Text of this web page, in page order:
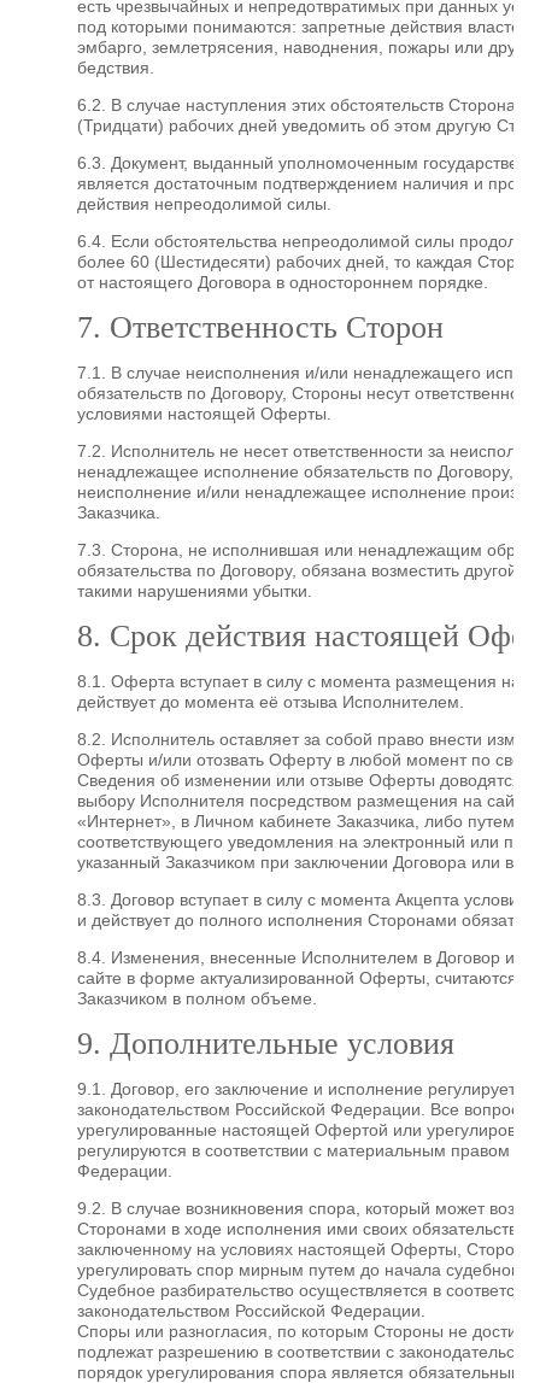
есть чрезвычайных и непредотвратимых при данных
под которыми понимаются: запретные действия
эмбарго, землетрясения, наводнения, пожары или
бедствия.
6.2. В случае наступления этих обстоятельств Сторона
(Тридцати) рабочих дней уведомить об этом другую
6.3. Документ, выданный уполномоченным
является достаточным подтверждением наличия и
действия непреодолимой силы.
6.4. Если обстоятельства непреодолимой силы
более 60 (Шестидесяти) рабочих дней, то каждая
от настоящего Договора в одностороннем порядке.
7. Ответственность Сторон
7.1. В случае неисполнения и/или ненадлежащего
обязательств по Договору, Стороны несут
условиями настоящей Оферты.
7.2. Исполнитель не несет ответственности за
ненадлежащее исполнение обязательств по Договору,
неисполнение и/или ненадлежащее исполнение
Заказчика.
7.3. Сторона, не исполнившая или ненадлежащим
обязательства по Договору, обязана возместить другой
такими нарушениями убытки.
8. Срок действия настоящей
8.1. Оферта вступает в силу с момента размещения на
действует до момента её отзыва Исполнителем.
8.2. Исполнитель оставляет за собой право внести
Оферты и/или отозвать Оферту в любой момент по
Сведения об изменении или отзыве Оферты доводятся
выбору Исполнителя посредством размещения на сайте
«Интернет», в Личном кабинете Заказчика, либо путем
соответствующего уведомления на электронный или
указанный Заказчиком при заключении Договора или в
8.3. Договор вступает в силу с момента Акцепта
и действует до полного исполнения Сторонами
8.4. Изменения, внесенные Исполнителем в Договор и
сайте в форме актуализированной Оферты, считаются
Заказчиком в полном объеме.
9. Дополнительные условия
9.1. Договор, его заключение и исполнение
законодательством Российской Федерации. Все
урегулированные настоящей Офертой или
регулируются в соответствии с материальным правом
Федерации.
9.2. В случае возникновения спора, который может
Сторонами в ходе исполнения ими своих обязательств
заключенному на условиях настоящей Оферты,
урегулировать спор мирным путем до начала судебного
Судебное разбирательство осуществляется в
законодательством Российской Федерации.
Споры или разногласия, по которым Стороны не
подлежат разрешению в соответствии с
порядок урегулирования спора является обязательным.